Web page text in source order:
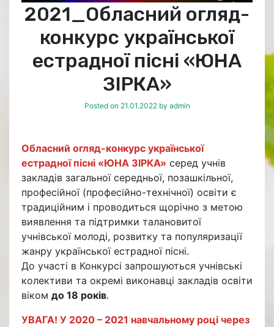
2021_Обласний огляд-
конкурс української
естрадної пісні «ЮНА
ЗІРКА»
Posted on 21.01.2022by admin
Обласний огляд-конкурс української
естрадної пісні «ЮНА ЗІРКА» серед учнів
закладів загальної середньої, позашкільної,
професійної (професійно-технічної) освіти є
традиційним і проводиться щорічно з метою
виявлення та підтримки талановитої
учнівської молоді, розвитку та популяризації
жанру української естрадної пісні.
До участі в Конкурсі запрошуються учнівські
колективи та окремі виконавці закладів освіти
віком до 18 років.
УВАГА! У 2020 – 2021 навчальному році через